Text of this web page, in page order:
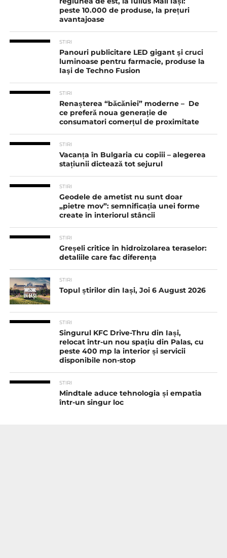
peste 10.000 de produse, la prețuri
avantajoase
STIRI
Panouri publicitare LED gigant şi cruci
luminoase pentru farmacie, produse la
Iaşi de Techno Fusion
STIRI
Renașterea “băcăniei” moderne – De
ce preferă noua generație de
consumatori comerțul de proximitate
STIRI
Vacanța în Bulgaria cu copiii – alegerea
stațiunii dictează tot sejurul
STIRI
Geodele de ametist nu sunt doar
„pietre mov”: semnificația unei forme
create în interiorul stâncii
STIRI
Greșeli critice în hidroizolarea teraselor:
detaliile care fac diferența
STIRI
Topul știrilor din Iași, Joi 6 August 2026
STIRI
Singurul KFC Drive-Thru din Iași,
relocat într-un nou spaţiu din Palas, cu
peste 400 mp la interior și servicii
disponibile non-stop
STIRI
Mindtale aduce tehnologia și empatia
într-un singur loc